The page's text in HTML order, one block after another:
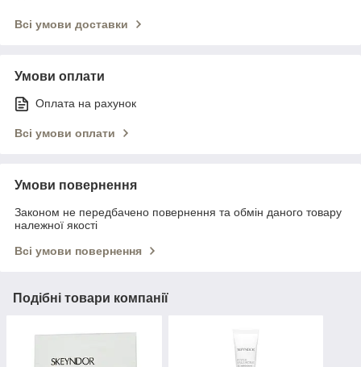
Всі умови доставки
Умови оплати
Оплата на рахунок
Всі умови оплати
Умови повернення
Законом не передбачено повернення та обмін даного товару
належної якості
Всі умови повернення
Подібні товари компанії